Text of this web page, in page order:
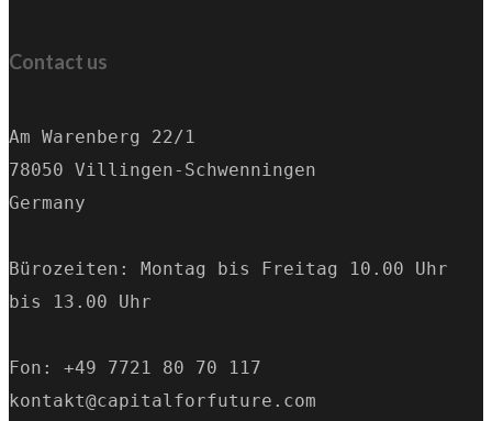
Contact us
Am Warenberg 22/1
78050 Villingen-Schwenningen
Germany
Bürozeiten: Montag bis Freitag 10.00 Uhr
bis 13.00 Uhr
Fon: +49 7721 80 70 117
kontakt@capitalforfuture.com